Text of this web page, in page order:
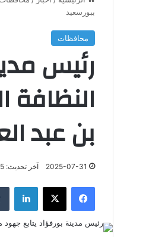
ببورسعيد
محافظات
رئيس
النظافة
بن عبد
2025-07-31 آخر تحديث: 2025-07-31
فيسبوك لينكدإن